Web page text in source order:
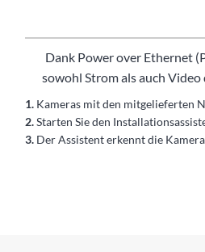
Dank Power over Ethernet
sowohl Strom als auch
1. Kameras mit den mitgelieferten
2.Starten Sie den
3. Der Assistent erkennt die